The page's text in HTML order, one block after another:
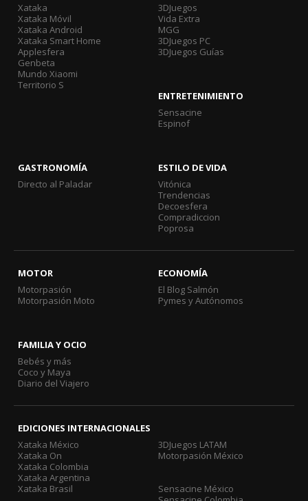
Xataka
Xataka Móvil
Xataka Android
Xataka Smart Home
Applesfera
Genbeta
Mundo Xiaomi
Territorio S
3DJuegos
Vida Extra
MGG
3DJuegos PC
3DJuegos Guías
ENTRETENIMIENTO
Sensacine
Espinof
GASTRONOMÍA
Directo al Paladar
ESTILO DE VIDA
Vitónica
Trendencias
Decoesfera
Compradiccion
Poprosa
MOTOR
Motorpasión
Motorpasión Moto
ECONOMÍA
El Blog Salmón
Pymes y Autónomos
FAMILIA Y OCIO
Bebés y más
Coco y Maya
Diario del Viajero
EDICIONES INTERNACIONALES
Xataka México
Xataka On
Xataka Colombia
Xataka Argentina
Xataka Brasil
3DJuegos LATAM
Motorpasión México
Sensacine México